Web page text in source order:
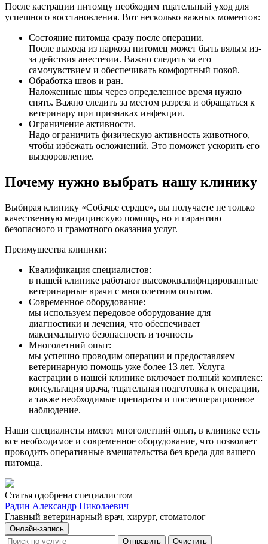
После кастрации питомцу необходим тщательный уход для
успешного восстановления. Вот несколько важных моментов:
Состояние питомца сразу после операции.
После выхода из наркоза питомец может быть вялым из-
за действия анестезии. Важно следить за его
самочувствием и обеспечивать комфортный покой.
Обработка швов и ран.
Наложенные швы через определенное время нужно
снять. Важно следить за местом разреза и обращаться к
ветеринару при признаках инфекции.
Ограничение активности.
Надо ограничить физическую активность животного,
чтобы избежать осложнений. Это поможет ускорить его
выздоровление.
Почему нужно выбрать нашу клинику
Выбирая клинику «Собачье сердце», вы получаете не только
качественную медицинскую помощь, но и гарантию
безопасного и грамотного оказания услуг.
Преимущества клиники:
Квалификация специалистов:
в нашей клинике работают высококвалифицированные
ветеринарные врачи с многолетним опытом.
Современное оборудование:
мы используем передовое оборудование для
диагностики и лечения, что обеспечивает
максимальную безопасность и точность
Многолетний опыт:
мы успешно проводим операции и предоставляем
ветеринарную помощь уже более 13 лет. Услуга
кастрации в нашей клинике включает полный комплекс:
консультация врача, тщательная подготовка к операции,
а также необходимые препараты и послеоперационное
наблюдение.
Наши специалисты имеют многолетний опыт, в клинике есть
все необходимое и современное оборудование, что позволяет
проводить оперативные вмешательства без вреда для вашего
питомца.
Статья одобрена специалистом
Радин Александр Николаевич
Главный ветеринарный врач, хирург, стоматолог
Онлайн-запись
Отправить
Очистить